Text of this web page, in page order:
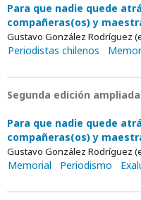
Para que nadie quede
compañeras(os) y
Gustavo González Rodríguez
Periodistas chilenos
Segunda edición ampliada
Para que nadie quede
compañeras(os) y
Gustavo González Rodríguez
Memorial Periodismo